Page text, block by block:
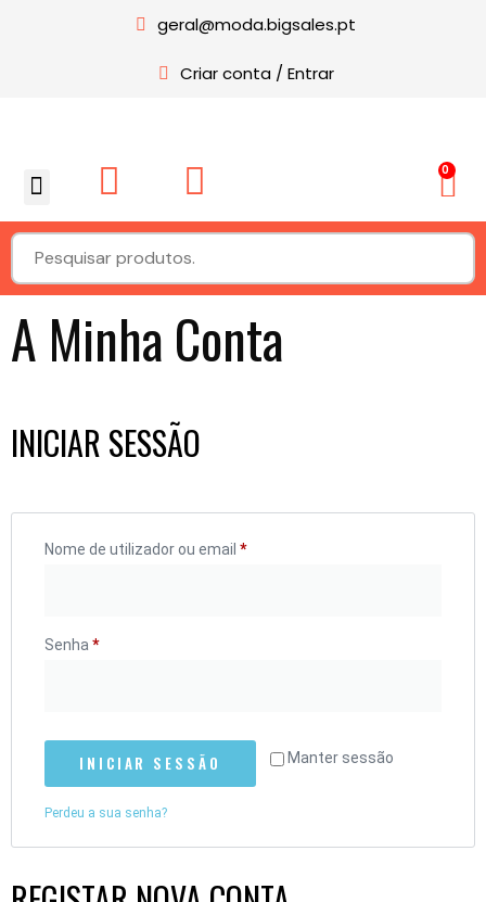
geral@moda.bigsales.pt
Criar conta / Entrar
0
A Minha Conta
INICIAR SESSÃO
Nome de utilizador ou email *
Senha *
Manter sessão
INICIAR SESSÃO
Perdeu a sua senha?